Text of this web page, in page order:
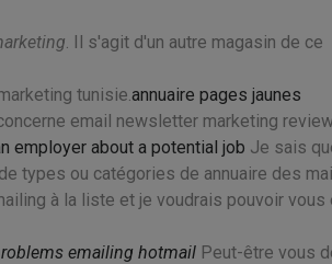
. Il s'agit d'un autre magasin de ce
tunisie. annuaire pages jaunes
email newsletter marketing
employer about a potential job Je sais
types ou catégories de annuaire des
à la liste et je voudrais pouvoir vous
emailing hotmail Peut-être vous